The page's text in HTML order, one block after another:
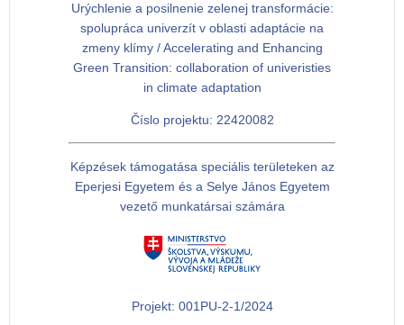
Urýchlenie a posilnenie zelenej transformácie:
spolupráca univerzít v oblasti adaptácie na
zmeny klímy / Accelerating and Enhancing
Green Transition: collaboration of univeristies
in climate adaptation
Číslo projektu: 22420082
Képzések támogatása speciális területeken az
Eperjesi Egyetem és a Selye János Egyetem
vezető munkatársai számára
Projekt: 001PU-2-1/2024